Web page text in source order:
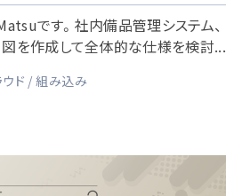
です。社内備品管理システム、
を作成して全体的な仕様を検討...
ド 組み込み